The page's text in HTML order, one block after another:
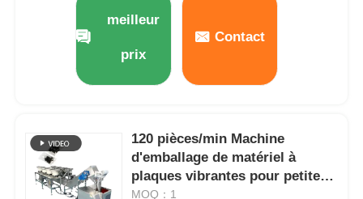
Machines d'emballage
machine à cartonner
machine de remplissage
machine de boulette
meilleur
prix
Contact
120 pièces/min Machine
d'emballage de matériel à
plaques vibrantes pour petites
pièces à grande vitesse
MOQ：1